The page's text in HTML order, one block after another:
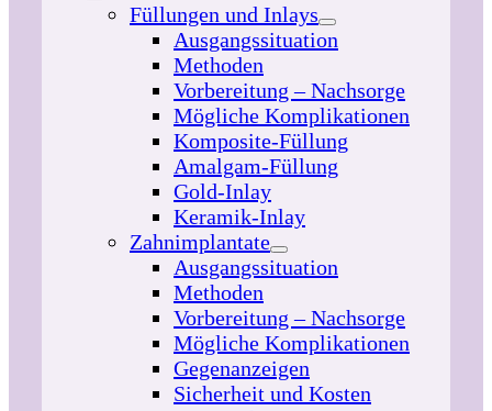
Füllungen und Inlays
Ausgangssituation
Methoden
Vorbereitung – Nachsorge
Mögliche Komplikationen
Komposite-Füllung
Amalgam-Füllung
Gold-Inlay
Keramik-Inlay
Zahnimplantate
Ausgangssituation
Methoden
Vorbereitung – Nachsorge
Mögliche Komplikationen
Gegenanzeigen
Sicherheit und Kosten